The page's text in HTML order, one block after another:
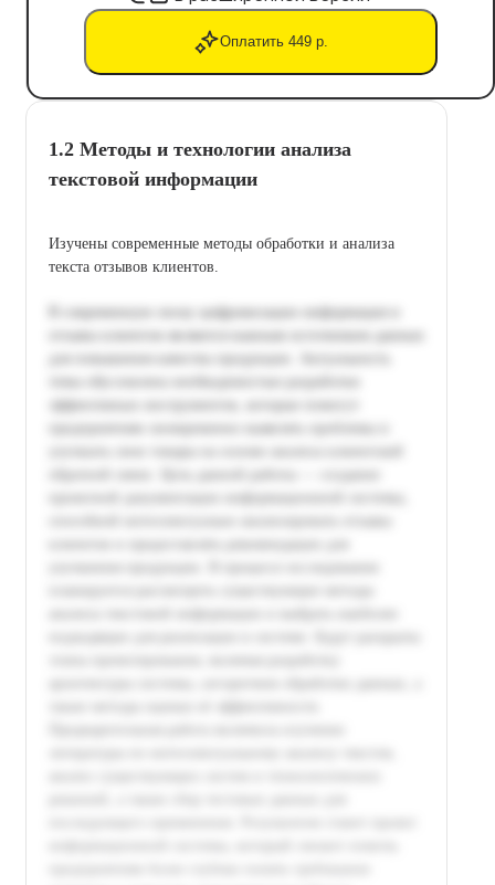
Оплатить 449 р.
1.2 Методы и технологии анализа
текстовой информации
Изучены современные методы обработки и анализа
текста отзывов клиентов.